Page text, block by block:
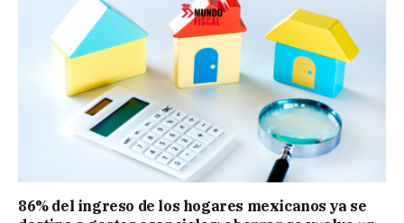
86% del ingreso de los hogares mexicanos ya se